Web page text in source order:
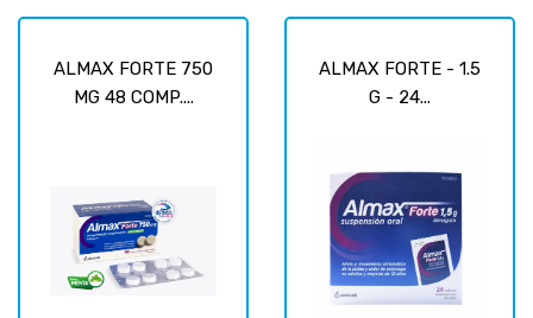
ALMAX FORTE 750
MG 48 COMP....
ALMAX FORTE - 1.5
G - 24...